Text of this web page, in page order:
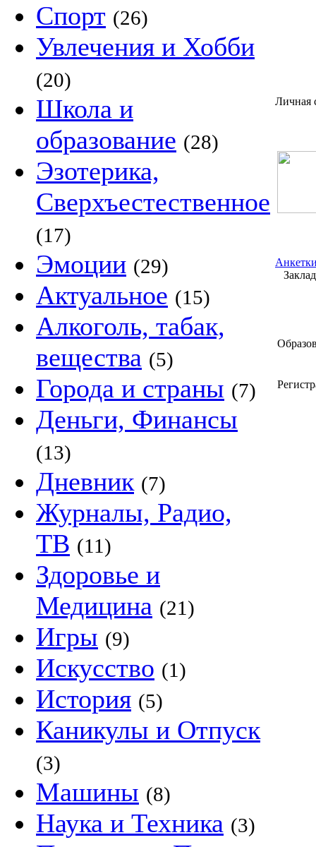
Спорт (26)
Увлечения и Хобби
(20)
Школа и
образование (28)
Эзотерика,
Сверхъестественное
(17)
Эмоции (29)
Актуальное (15)
Алкоголь, табак,
вещества (5)
Города и страны (7)
Деньги, Финансы
(13)
Дневник (7)
Журналы, Радио,
ТВ (11)
Здоровье и
Медицина (21)
Игры (9)
Искусство (1)
История (5)
Каникулы и Отпуск
(3)
Машины (8)
Наука и Техника (3)
Личная